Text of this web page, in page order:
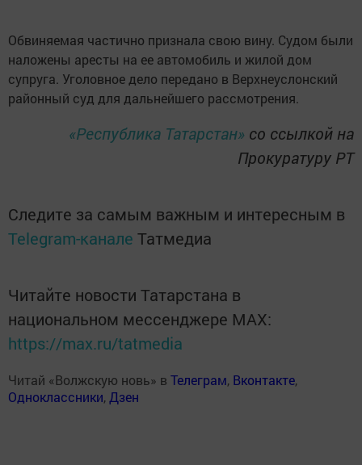
Обвиняемая частично признала свою вину. Судом были
наложены аресты на ее автомобиль и жилой дом
супруга. Уголовное дело передано в Верхнеуслонский
районный суд для дальнейшего рассмотрения.
«Республика Татарстан» со ссылкой на
Прокуратуру РТ
Следите за самым важным и интересным в
Telegram-канале Татмедиа
Читайте новости Татарстана в
национальном мессенджере MАХ:
https://max.ru/tatmedia
Читай «Волжскую новь» в Телеграм, Вконтакте,
Одноклассники, Дзен